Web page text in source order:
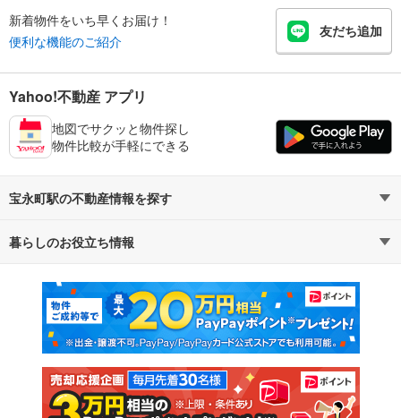
新着物件をいち早くお届け！
便利な機能のご紹介
友だち追加
Yahoo!不動産 アプリ
地図でサクッと物件探し
物件比較が手軽にできる
宝永町駅の不動産情報を探す
不動産・住宅
新築マンション 中古マンション
新築一戸建て 中古一戸建て
注文住宅 土地
暮らしのお役立ち情報
マンションカタログ 教えて！住まいの先生